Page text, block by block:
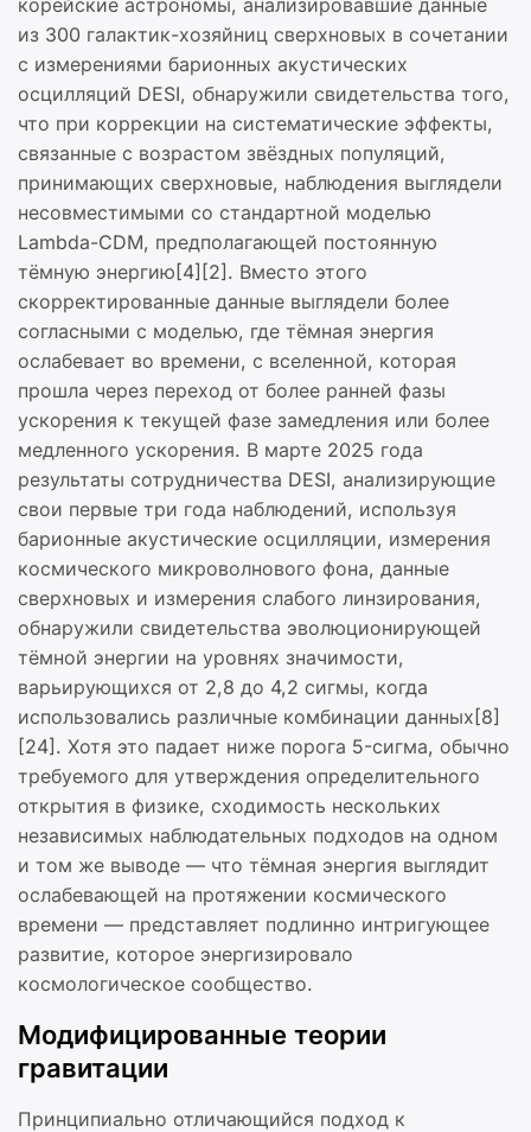
корейские астрономы, анализировавшие данные
из 300 галактик-хозяйниц сверхновых в сочетании
с измерениями барионных акустических
осцилляций DESI, обнаружили свидетельства того,
что при коррекции на систематические эффекты,
связанные с возрастом звёздных популяций,
принимающих сверхновые, наблюдения выглядели
несовместимыми со стандартной моделью
Lambda-CDM, предполагающей постоянную
тёмную энергию[4][2]. Вместо этого
скорректированные данные выглядели более
согласными с моделью, где тёмная энергия
ослабевает во времени, с вселенной, которая
прошла через переход от более ранней фазы
ускорения к текущей фазе замедления или более
медленного ускорения. В марте 2025 года
результаты сотрудничества DESI, анализирующие
свои первые три года наблюдений, используя
барионные акустические осцилляции, измерения
космического микроволнового фона, данные
сверхновых и измерения слабого линзирования,
обнаружили свидетельства эволюционирующей
тёмной энергии на уровнях значимости,
варьирующихся от 2,8 до 4,2 сигмы, когда
использовались различные комбинации данных[8]
[24]. Хотя это падает ниже порога 5-сигма, обычно
требуемого для утверждения определительного
открытия в физике, сходимость нескольких
независимых наблюдательных подходов на одном
и том же выводе — что тёмная энергия выглядит
ослабевающей на протяжении космического
времени — представляет подлинно интригующее
развитие, которое энергизировало
космологическое сообщество.
Модифицированные теории
гравитации
Принципиально отличающийся подход к